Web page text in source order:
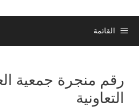
القائمة
رقم منجرة جمعية
التعاونية